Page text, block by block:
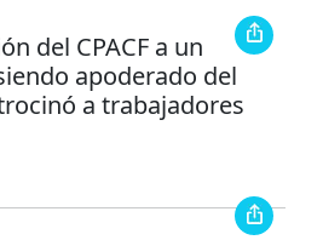
del CPACF a un
apoderado del
a trabajadores